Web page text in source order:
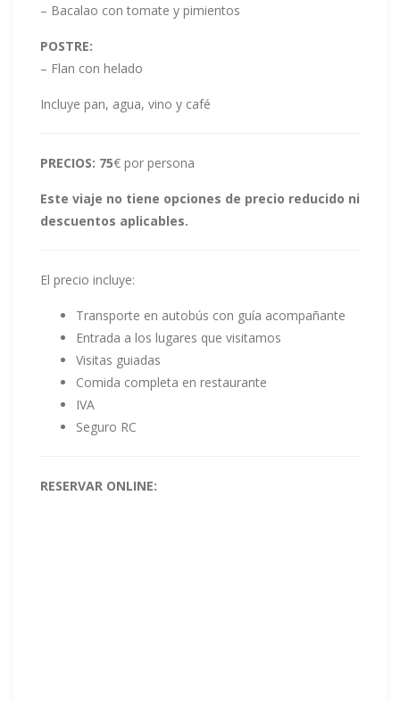
– Bacalao con tomate y pimientos
POSTRE:
– Flan con helado
Incluye pan, agua, vino y café
PRECIOS: 75€ por persona
Este viaje no tiene opciones de precio reducido ni
descuentos aplicables.
El precio incluye:
Transporte en autobús con guía acompañante
Entrada a los lugares que visitamos
Visitas guiadas
Comida completa en restaurante
IVA
Seguro RC
RESERVAR ONLINE: